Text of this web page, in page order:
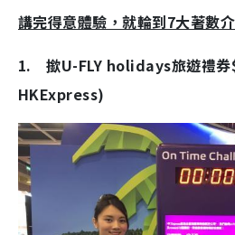
講完得意體驗，就輪到7大著數介
1. 撳U-FLY holidays旅遊禮券
HKExpress)